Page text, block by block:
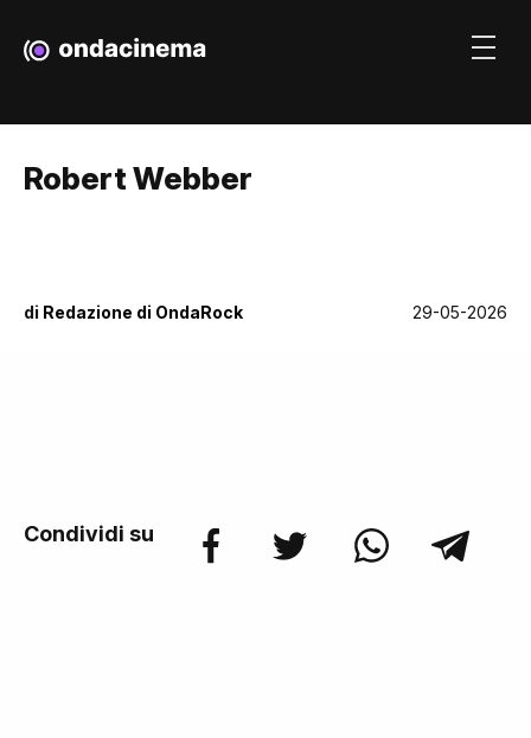
Robert Webber
di Redazione di OndaRock 29-05-2026
Condividi su